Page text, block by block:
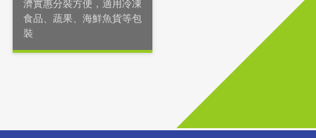
濟實惠分裝方便，適用冷凍
食品、蔬果、海鮮魚貨等包
裝